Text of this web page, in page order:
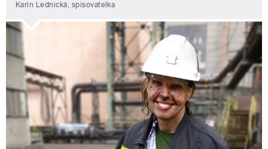
Karin Lednická, spisovatelka